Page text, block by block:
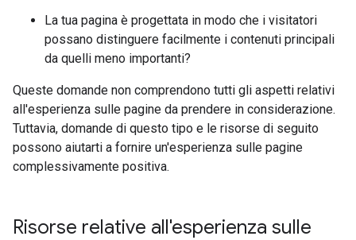
La tua pagina è progettata in modo che i visitatori
possano distinguere facilmente i contenuti principali
da quelli meno importanti?
Queste domande non comprendono tutti gli aspetti relativi
all'esperienza sulle pagine da prendere in considerazione.
Tuttavia, domande di questo tipo e le risorse di seguito
possono aiutarti a fornire un'esperienza sulle pagine
complessivamente positiva.
Risorse relative all'esperienza sulle